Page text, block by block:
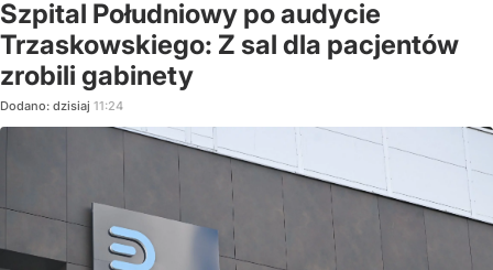
Szpital Południowy po audycie
Trzaskowskiego: Z sal dla pacjentów
zrobili gabinety
Dodano: dzisiaj 11:24